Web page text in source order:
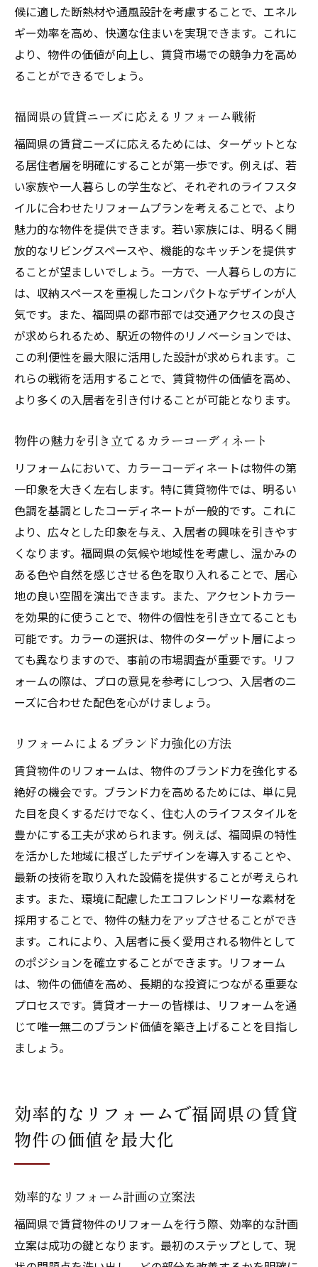
候に適した断熱材や通風設計を考慮することで、エネル
ギー効率を高め、快適な住まいを実現できます。これに
より、物件の価値が向上し、賃貸市場での競争力を高め
ることができるでしょう。
福岡県の賃貸ニーズに応えるリフォーム戦術
福岡県の賃貸ニーズに応えるためには、ターゲットとな
る居住者層を明確にすることが第一歩です。例えば、若
い家族や一人暮らしの学生など、それぞれのライフスタ
イルに合わせたリフォームプランを考えることで、より
魅力的な物件を提供できます。若い家族には、明るく開
放的なリビングスペースや、機能的なキッチンを提供す
ることが望ましいでしょう。一方で、一人暮らしの方に
は、収納スペースを重視したコンパクトなデザインが人
気です。また、福岡県の都市部では交通アクセスの良さ
が求められるため、駅近の物件のリノベーションでは、
この利便性を最大限に活用した設計が求められます。こ
れらの戦術を活用することで、賃貸物件の価値を高め、
より多くの入居者を引き付けることが可能となります。
物件の魅力を引き立てるカラーコーディネート
リフォームにおいて、カラーコーディネートは物件の第
一印象を大きく左右します。特に賃貸物件では、明るい
色調を基調としたコーディネートが一般的です。これに
より、広々とした印象を与え、入居者の興味を引きやす
くなります。福岡県の気候や地域性を考慮し、温かみの
ある色や自然を感じさせる色を取り入れることで、居心
地の良い空間を演出できます。また、アクセントカラー
を効果的に使うことで、物件の個性を引き立てることも
可能です。カラーの選択は、物件のターゲット層によっ
ても異なりますので、事前の市場調査が重要です。リフ
ォームの際は、プロの意見を参考にしつつ、入居者のニ
ーズに合わせた配色を心がけましょう。
リフォームによるブランド力強化の方法
賃貸物件のリフォームは、物件のブランド力を強化する
絶好の機会です。ブランド力を高めるためには、単に見
た目を良くするだけでなく、住む人のライフスタイルを
豊かにする工夫が求められます。例えば、福岡県の特性
を活かした地域に根ざしたデザインを導入することや、
最新の技術を取り入れた設備を提供することが考えられ
ます。また、環境に配慮したエコフレンドリーな素材を
採用することで、物件の魅力をアップさせることができ
ます。これにより、入居者に長く愛用される物件として
のポジションを確立することができます。リフォーム
は、物件の価値を高め、長期的な投資につながる重要な
プロセスです。賃貸オーナーの皆様は、リフォームを通
じて唯一無二のブランド価値を築き上げることを目指し
ましょう。
効率的なリフォームで福岡県の賃貸
物件の価値を最大化
効率的なリフォーム計画の立案法
福岡県で賃貸物件のリフォームを行う際、効率的な計画
立案は成功の鍵となります。最初のステップとして、現